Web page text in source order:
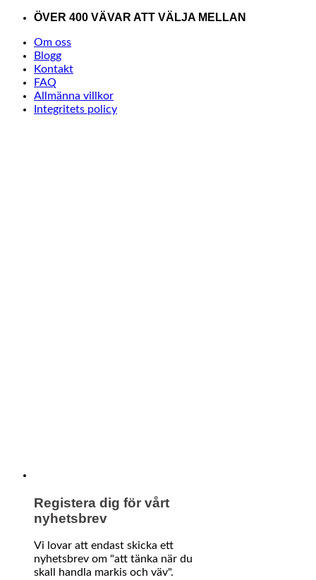
Skip
content
ÖVER 400 VÄVAR ATT VÄLJA MELLAN
Om oss
Blogg
Kontakt
FAQ
Allmänna villkor
Integritets policy
Registera dig för vårt
nyhetsbrev
Vi lovar att endast skicka ett
nyhetsbrev om "att tänka när du
skall handla markis och väv".